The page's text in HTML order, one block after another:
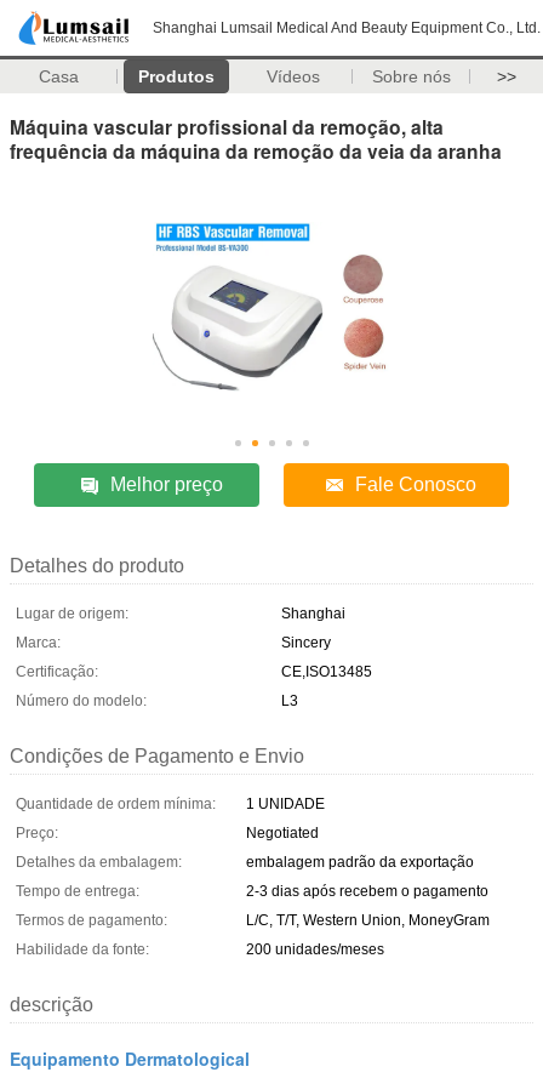
Shanghai Lumsail Medical And Beauty Equipment Co., Ltd.
Casa Produtos Vídeos Sobre nós >>
Máquina vascular profissional da remoção, alta
frequência da máquina da remoção da veia da aranha
Melhor preço Fale Conosco
Detalhes do produto
Lugar de origem:
Shanghai
Marca:
Sincery
Certificação:
CE,ISO13485
Número do modelo:
L3
Condições de Pagamento e Envio
Quantidade de ordem mínima:
1 UNIDADE
Preço:
Negotiated
Detalhes da embalagem:
embalagem padrão da exportação
Tempo de entrega:
2-3 dias após recebem o pagamento
Termos de pagamento:
L/C, T/T, Western Union, MoneyGram
Habilidade da fonte:
200 unidades/meses
descrição
Equipamento Dermatological